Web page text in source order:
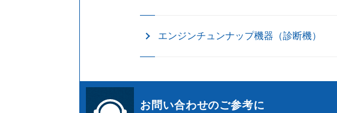
エンジンチュンナップ機器（診断機）
お問い合わせのご参考に